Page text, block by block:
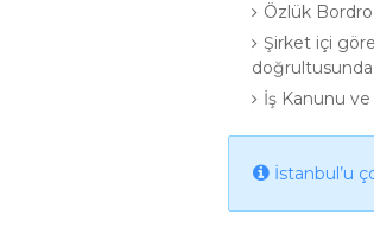
Özlük
Şirket içi
İş Kanunu
İstanbul’u